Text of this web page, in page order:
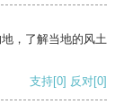
，了解当地的风土
支持[0] 反对[0]